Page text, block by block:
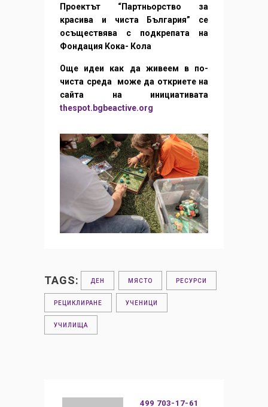
Проектът “Партньорство за
красива и чиста България” се
осъществява с подкрепата на
Фондация Кока- Кола
Още идеи как да живеем в по-
чиста среда може да откриете на
сайта на инициативата
thespot.bgbeactive.org
TAGS: ДЕН МЯСТО РЕСУРСИ
РЕЦИКЛИРАНЕ УЧЕНИЦИ
УЧИЛИЩА
499 703-17-61